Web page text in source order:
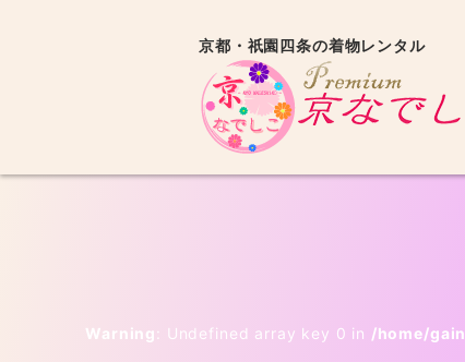
京都・祇園四条の着物レンタル
Warning: Undefined array key 0 in /home/